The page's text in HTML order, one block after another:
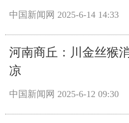
中国新闻网 2025-6-14 14:33
河南商丘：川金丝猴
凉
中国新闻网 2025-6-12 09:30